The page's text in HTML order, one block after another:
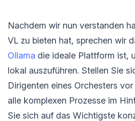
Nachdem wir nun verstanden
VL zu bieten hat, sprechen wir
Ollama die ideale Plattform ist,
lokal auszuführen. Stellen Sie
Dirigenten eines Orchesters
alle komplexen Prozesse im
Sie sich auf das Wichtigste